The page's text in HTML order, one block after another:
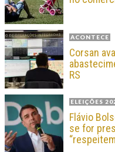
ACONTECE
Corsan
RS
ELEIÇÕES
Flávio
se for